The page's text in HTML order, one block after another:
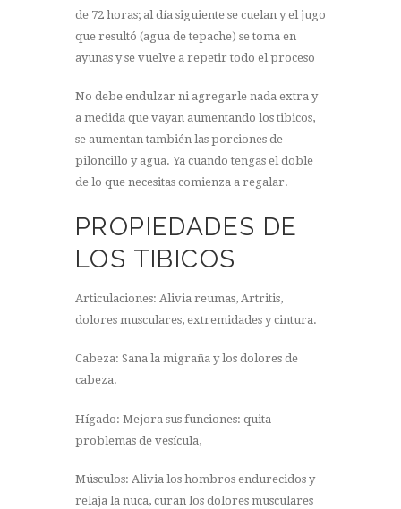
de 72 horas; al día siguiente se cuelan y el jugo
que resultó (agua de tepache) se toma en
ayunas y se vuelve a repetir todo el proceso
No debe endulzar ni agregarle nada extra y
a medida que vayan aumentando los tibicos,
se aumentan también las porciones de
piloncillo y agua. Ya cuando tengas el doble
de lo que necesitas comienza a regalar.
PROPIEDADES DE
LOS TIBICOS
Articulaciones: Alivia reumas, Artritis,
dolores musculares, extremidades y cintura.
Cabeza: Sana la migraña y los dolores de
cabeza.
Hígado: Mejora sus funciones: quita
problemas de vesícula,
Músculos: Alivia los hombros endurecidos y
relaja la nuca, curan los dolores musculares